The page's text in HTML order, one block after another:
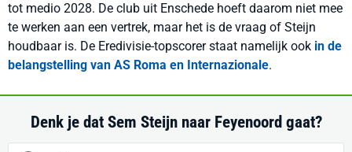
tot medio 2028. De club uit Enschede hoeft daarom niet mee
te werken aan een vertrek, maar het is de vraag of Steijn
houdbaar is. De Eredivisie-topscorer staat namelijk ook in de
belangstelling van AS Roma en Internazionale.
Denk je dat Sem Steijn naar Feyenoord gaat?